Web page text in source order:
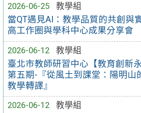
2026-06-25
教學組
當QT遇見AI：教學品質的共創與
高工作圈與學科中心成果分享會
2026-06-12
教學組
臺北市教師研習中心【教育創新
第五期-『從風土到課堂：陽明山
教學轉譯』
2026-06-12
教學組